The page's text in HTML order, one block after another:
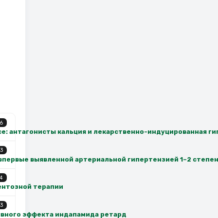
антагонисты кальция и лекарственно-индуцированная
выявленной артериальной гипертензией 1–2
терапии
эффекта индапамида ретард